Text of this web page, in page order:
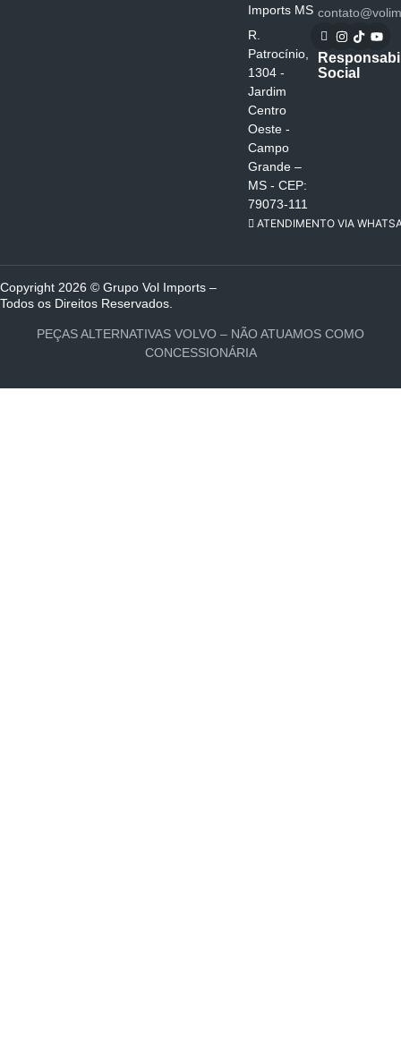
Imports MS
R.
Patrocínio,
1304 -
Jardim
Centro
Oeste -
Campo
Grande –
MS - CEP:
79073-111
ATENDIMENTO VIA
Social
Copyright 2026 © Grupo Vol Imports –
Todos os Direitos Reservados.
PEÇAS ALTERNATIVAS VOLVO – NÃO ATUAMOS COMO
CONCESSIONÁRIA